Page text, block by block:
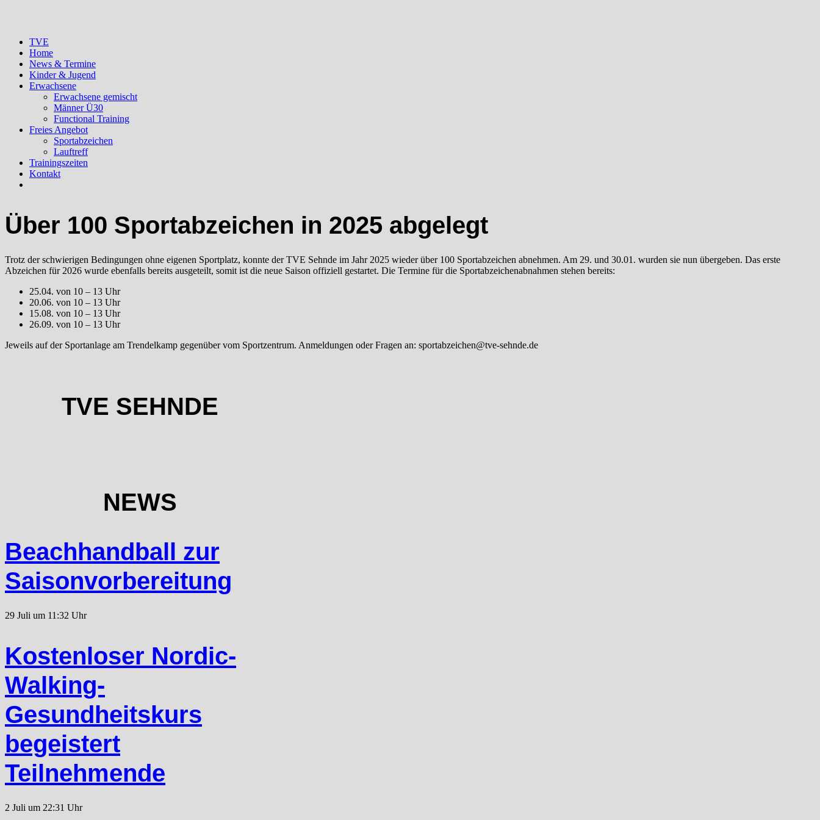
TVE
Home
News & Termine
Kinder & Jugend
Erwachsene
Erwachsene gemischt
Männer Ü30
Functional Training
Freies Angebot
Sportabzeichen
Lauftreff
Trainingszeiten
Kontakt
Über 100 Sportabzeichen in 2025 abgelegt
Trotz der schwierigen Bedingungen ohne eigenen Sportplatz, konnte der TVE Sehnde im Jahr 2025 wieder über 100 Sportabzeichen abnehmen. Am 29. und 30.01. wurden sie nun übergeben. Das erste
Abzeichen für 2026 wurde ebenfalls bereits ausgeteilt, somit ist die neue Saison offiziell gestartet. Die Termine für die Sportabzeichenabnahmen stehen bereits:
25.04. von 10 – 13 Uhr
20.06. von 10 – 13 Uhr
15.08. von 10 – 13 Uhr
26.09. von 10 – 13 Uhr
Jeweils auf der Sportanlage am Trendelkamp gegenüber vom Sportzentrum. Anmeldungen oder Fragen an: sportabzeichen@tve-sehnde.de
TVE SEHNDE
NEWS
Beachhandball zur
Saisonvorbereitung
29 Juli um 11:32 Uhr
Kostenloser Nordic-
Walking-
Gesundheitskurs
begeistert
Teilnehmende
2 Juli um 22:31 Uhr